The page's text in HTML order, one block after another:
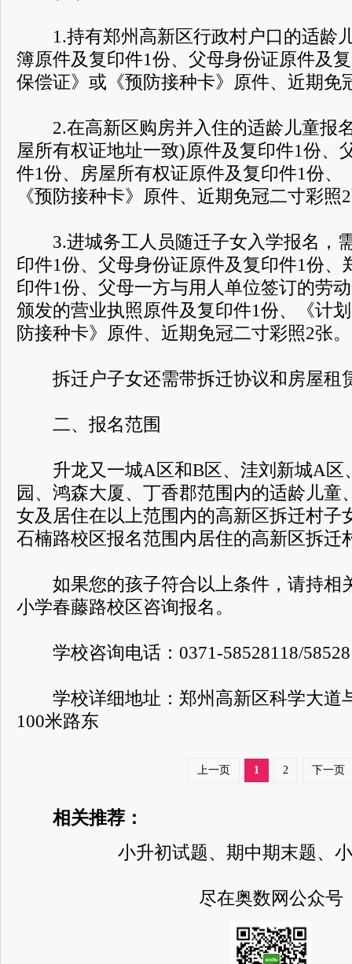
1.持有郑州高新区行政村户口的适龄
簿原件及复印件1份、父母身份证原件及
保偿证》或《预防接种卡》原件、近期免
2.在高新区购房并入住的适龄儿童报
屋所有权证地址一致)原件及复印件1份、
件1份、房屋所有权证原件及复印件1份、
《预防接种卡》原件、近期免冠二寸彩照
3.进城务工人员随迁子女入学报名，
印件1份、父母身份证原件及复印件1份、
印件1份、父母一方与用人单位签订的劳
颁发的营业执照原件及复印件1份、《计
防接种卡》原件、近期免冠二寸彩照2张。
拆迁户子女还需带拆迁协议和房屋租
二、报名范围
升龙又一城A区和B区、洼刘新城A区
园、鸿森大厦、丁香郡范围内的适龄儿童
女及居住在以上范围内的高新区拆迁村子
石楠路校区报名范围内居住的高新区拆迁
如果您的孩子符合以上条件，请持相
小学春藤路校区咨询报名。
学校咨询电话：0371-58528118/
学校详细地址：郑州高新区科学大道
100米路东
上一页 1 2 下一页
相关推荐：
小升初试题、期中期末题、
尽在奥数网公众号